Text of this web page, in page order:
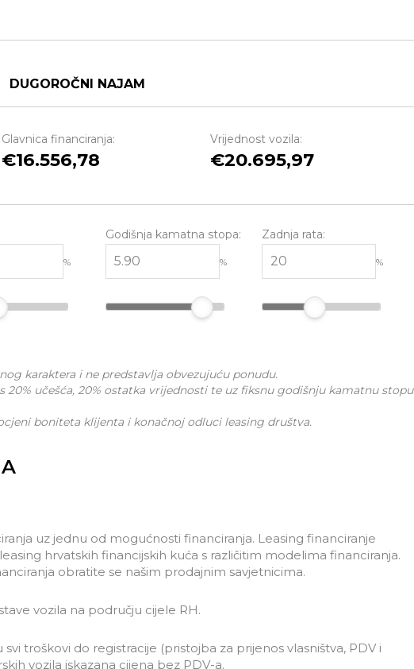
DUGOROČNI NAJAM
Glavnica financiranja:
16.556,78
Vrijednost vozila:
20.695,97
%
Godišnja kamatna stopa:
%
Zadnja rata:
%
karaktera i ne predstavlja obvezujuću ponudu.
20% učešća, 20% ostatka vrijednosti te uz fiksnu godišnju kamatnu stopu
boniteta klijenta i konačnoj odluci leasing društva.
uz jednu od mogućnosti financiranja. Leasing financiranje
hrvatskih financijskih kuća s različitim modelima financiranja.
obratite se našim prodajnim savjetnicima.
vozila na području cijele RH.
troškovi do registracije (pristojba za prijenos vlasništva, PDV i
vozila iskazana cijena bez PDV-a.